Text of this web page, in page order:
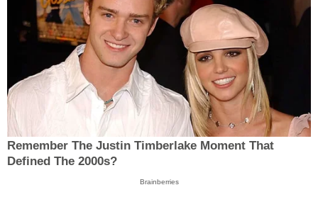
Remember The Justin Timberlake Moment That
Defined The 2000s?
Brainberries